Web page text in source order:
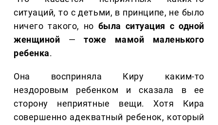
ситуаций, то с детьми, в принципе, не было
ничего такого, но была ситуация с одной
женщиной —тоже мамой маленького
ребенка.
Она восприняла Киру каким-то
нездоровым ребенком и сказала в ее
сторону неприятные вещи. Хотя Кира
совершенно адекватный ребенок, который